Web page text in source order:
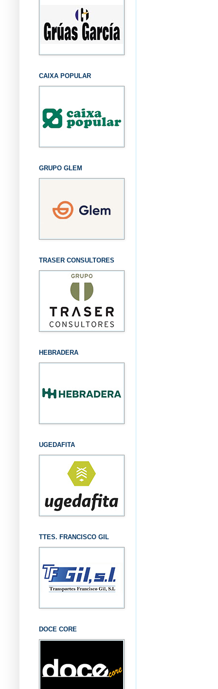
CAIXA POPULAR
GRUPO GLEM
TRASER CONSULTORES
HEBRADERA
UGEDAFITA
TTES. FRANCISCO GIL
DOCE CORE